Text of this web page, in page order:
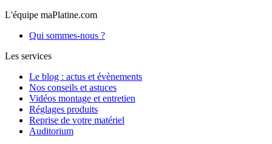
L'équipe maPlatine.com
Qui sommes-nous ?
Les services
Le blog : actus et évènements
Nos conseils et astuces
Vidéos montage et entretien
Réglages produits
Reprise de votre matériel
Auditorium